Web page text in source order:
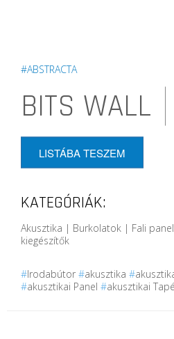
#ABSTRACTA
BITS WALL
LISTÁBA TESZEM
KATEGÓRIÁK:
Akusztika | Burkolatok | Fali
kiegészítők
#Irodabútor #akusztika #
#akusztikai Panel #akusztikai